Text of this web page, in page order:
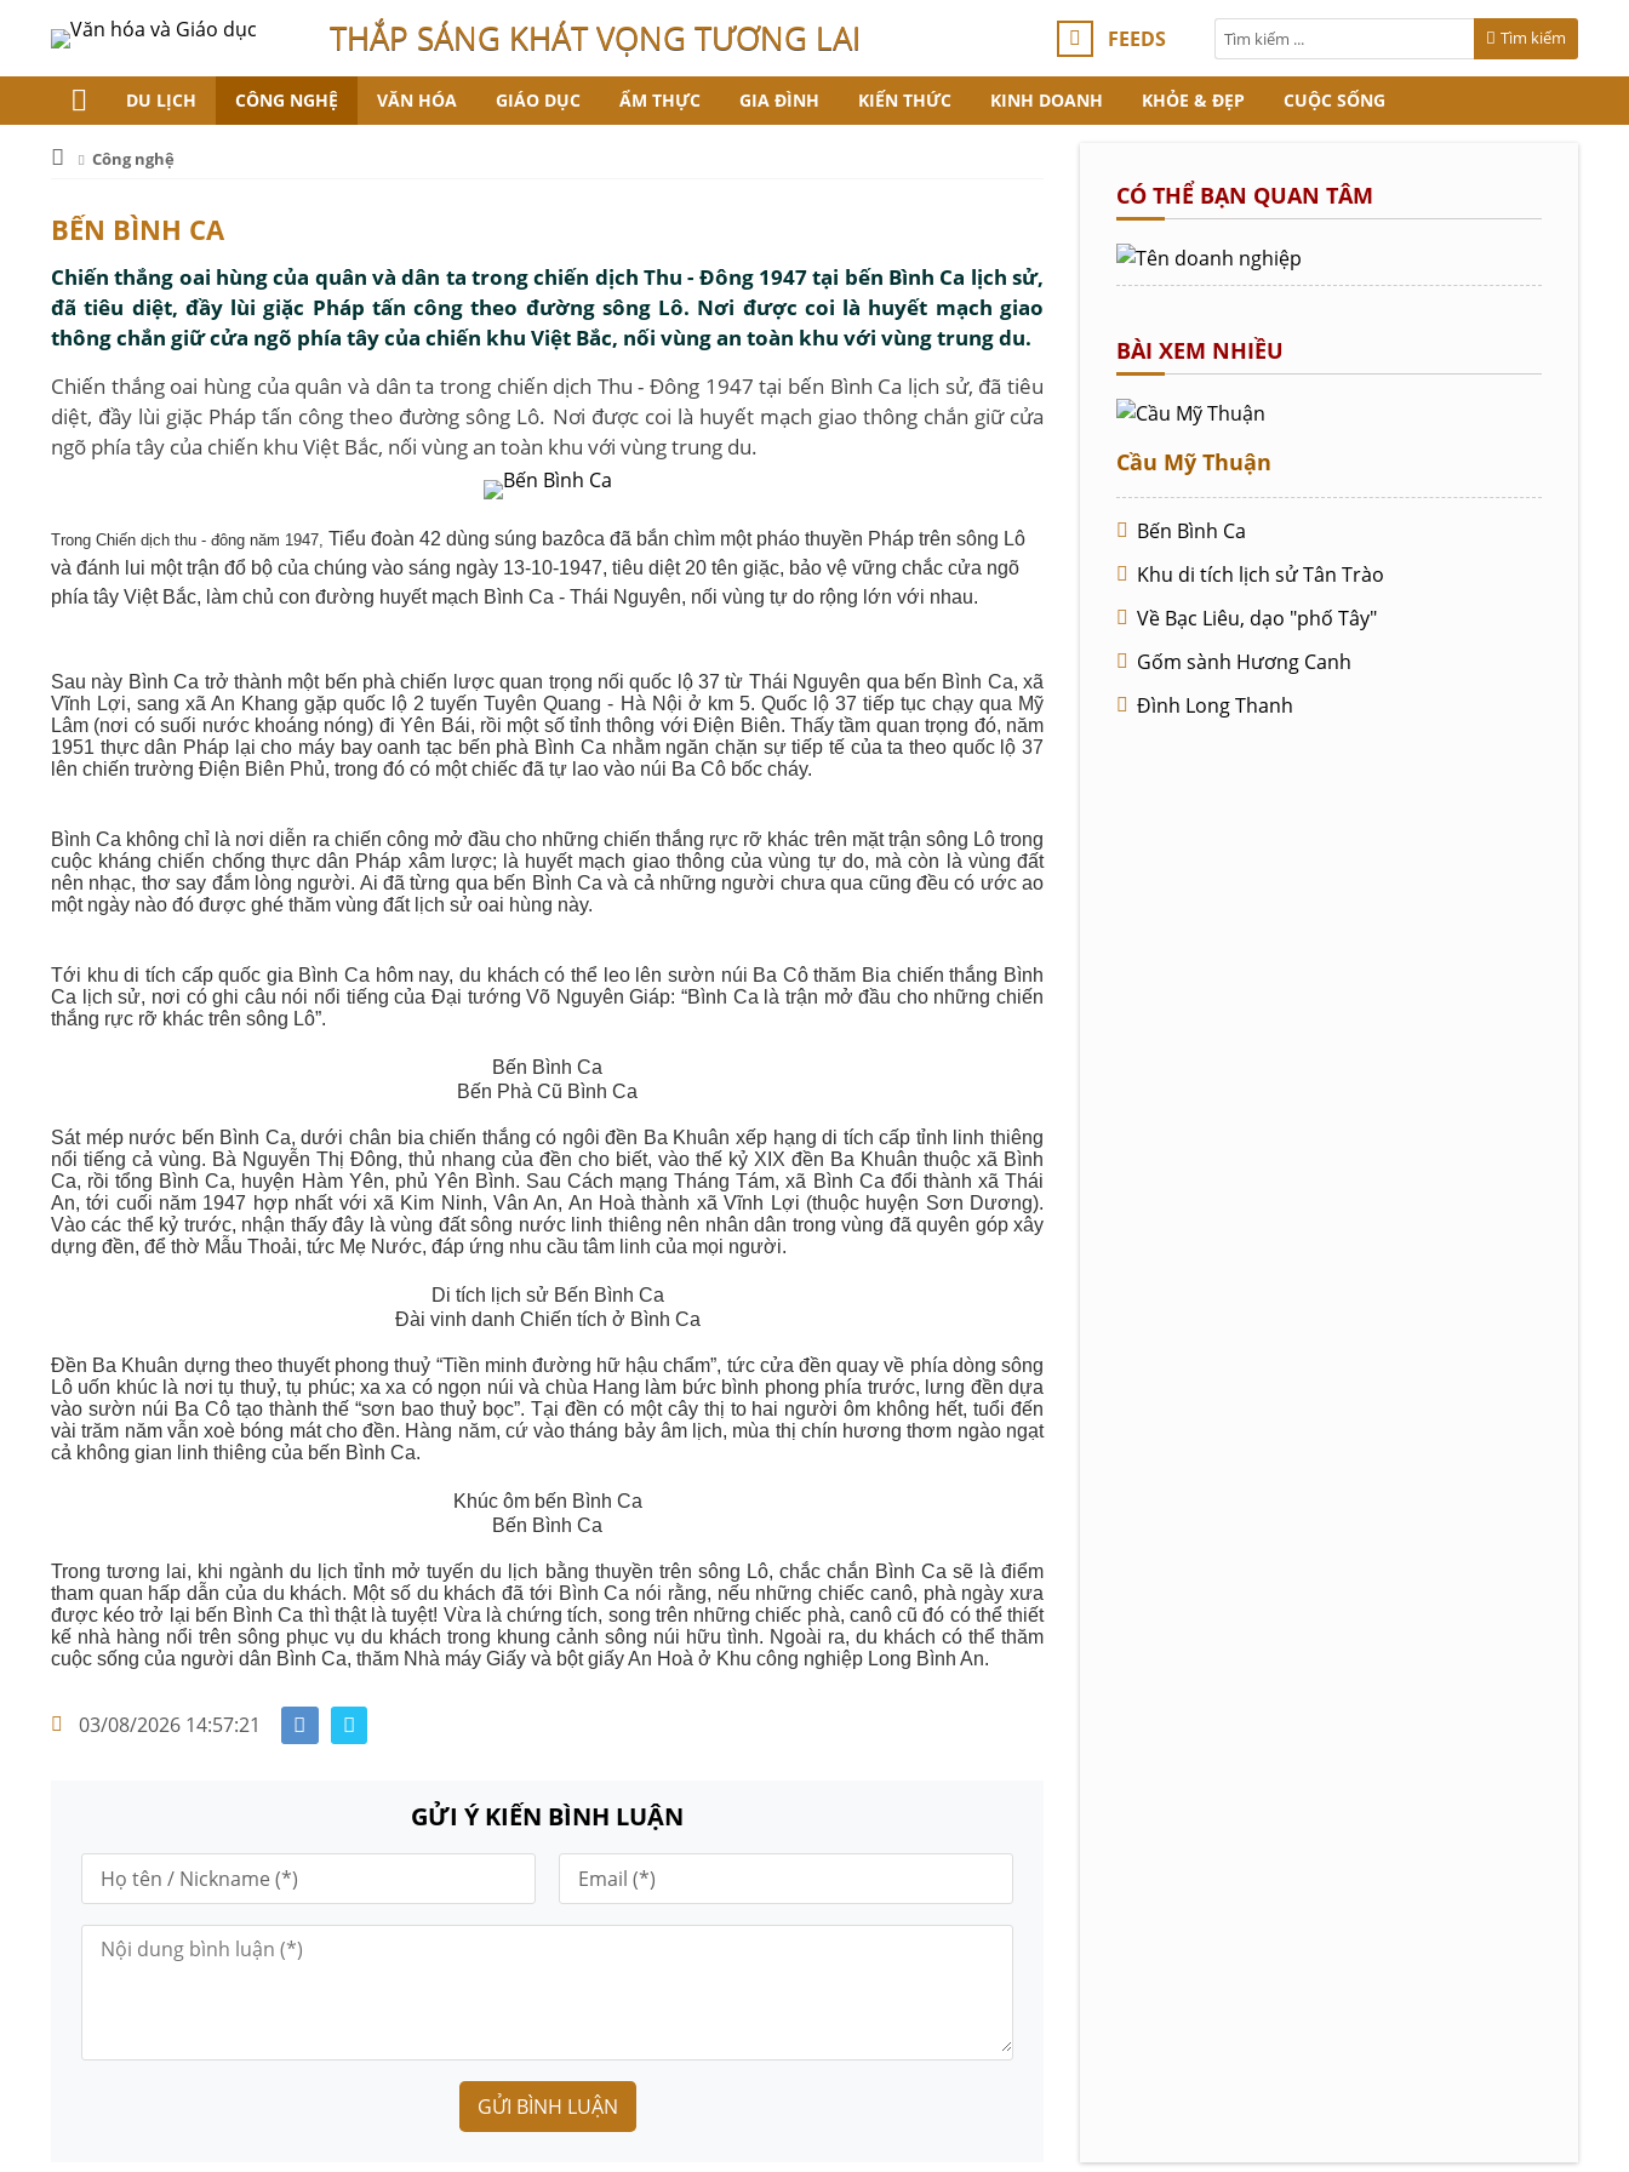
THẮP SÁNG KHÁT VỌNG TƯƠNG LAI FEEDS Tìm kiếm
DU LỊCH CÔNG NGHỆ VĂN HÓA GIÁO DỤC ẨM THỰC GIA ĐÌNH KIẾN THỨC KINH DOANH KHỎE & ĐẸP CUỘC SỐNG
Công nghệ
BẾN BÌNH CA
Chiến thắng oai hùng của quân và dân ta trong chiến dịch Thu - Đông 1947 tại bến Bình Ca lịch sử,
đã tiêu diệt, đầy lùi giặc Pháp tấn công theo đường sông Lô. Nơi được coi là huyết mạch giao
thông chắn giữ cửa ngõ phía tây của chiến khu Việt Bắc, nối vùng an toàn khu với vùng trung du.
Chiến thắng oai hùng của quân và dân ta trong chiến dịch Thu - Đông 1947 tại bến Bình Ca lịch sử, đã tiêu
diệt, đầy lùi giặc Pháp tấn công theo đường sông Lô. Nơi được coi là huyết mạch giao thông chắn giữ cửa
ngõ phía tây của chiến khu Việt Bắc, nối vùng an toàn khu với vùng trung du.
Trong Chiến dịch thu - đông năm 1947, Tiểu đoàn 42 dùng súng bazôca đã bắn chìm một pháo thuyền Pháp trên sông Lô
và đánh lui một trận đổ bộ của chúng vào sáng ngày 13-10-1947, tiêu diệt 20 tên giặc, bảo vệ vững chắc cửa ngõ
phía tây Việt Bắc, làm chủ con đường huyết mạch Bình Ca - Thái Nguyên, nối vùng tự do rộng lớn với nhau.
Sau này Bình Ca trở thành một bến phà chiến lược quan trọng nối quốc lộ 37 từ Thái Nguyên qua bến Bình Ca, xã
Vĩnh Lợi, sang xã An Khang gặp quốc lộ 2 tuyến Tuyên Quang - Hà Nội ở km 5. Quốc lộ 37 tiếp tục chạy qua Mỹ
Lâm (nơi có suối nước khoáng nóng) đi Yên Bái, rồi một số tỉnh thông với Điện Biên. Thấy tầm quan trọng đó, năm
1951 thực dân Pháp lại cho máy bay oanh tạc bến phà Bình Ca nhằm ngăn chặn sự tiếp tế của ta theo quốc lộ 37
lên chiến trường Điện Biên Phủ, trong đó có một chiếc đã tự lao vào núi Ba Cô bốc cháy.
Bình Ca không chỉ là nơi diễn ra chiến công mở đầu cho những chiến thắng rực rỡ khác trên mặt trận sông Lô trong
cuộc kháng chiến chống thực dân Pháp xâm lược; là huyết mạch giao thông của vùng tự do, mà còn là vùng đất
nên nhạc, thơ say đắm lòng người. Ai đã từng qua bến Bình Ca và cả những người chưa qua cũng đều có ước ao
một ngày nào đó được ghé thăm vùng đất lịch sử oai hùng này.
Tới khu di tích cấp quốc gia Bình Ca hôm nay, du khách có thể leo lên sườn núi Ba Cô thăm Bia chiến thắng Bình
Ca lịch sử, nơi có ghi câu nói nổi tiếng của Đại tướng Võ Nguyên Giáp: “Bình Ca là trận mở đầu cho những chiến
thắng rực rỡ khác trên sông Lô”.
Bến Bình Ca
Bến Phà Cũ Bình Ca
Sát mép nước bến Bình Ca, dưới chân bia chiến thắng có ngôi đền Ba Khuân xếp hạng di tích cấp tỉnh linh thiêng
nổi tiếng cả vùng. Bà Nguyễn Thị Đông, thủ nhang của đền cho biết, vào thế kỷ XIX đền Ba Khuân thuộc xã Bình
Ca, rồi tổng Bình Ca, huyện Hàm Yên, phủ Yên Bình. Sau Cách mạng Tháng Tám, xã Bình Ca đổi thành xã Thái
An, tới cuối năm 1947 hợp nhất với xã Kim Ninh, Vân An, An Hoà thành xã Vĩnh Lợi (thuộc huyện Sơn Dương).
Vào các thể kỷ trước, nhận thấy đây là vùng đất sông nước linh thiêng nên nhân dân trong vùng đã quyên góp xây
dựng đền, để thờ Mẫu Thoải, tức Mẹ Nước, đáp ứng nhu cầu tâm linh của mọi người.
Di tích lịch sử Bến Bình Ca
Đài vinh danh Chiến tích ở Bình Ca
Đền Ba Khuân dựng theo thuyết phong thuỷ “Tiền minh đường hữ hậu chẩm”, tức cửa đền quay về phía dòng sông
Lô uốn khúc là nơi tụ thuỷ, tụ phúc; xa xa có ngọn núi và chùa Hang làm bức bình phong phía trước, lưng đền dựa
vào sườn núi Ba Cô tạo thành thế “sơn bao thuỷ bọc”. Tại đền có một cây thị to hai người ôm không hết, tuổi đến
vài trăm năm vẫn xoè bóng mát cho đền. Hàng năm, cứ vào tháng bảy âm lịch, mùa thị chín hương thơm ngào ngạt
cả không gian linh thiêng của bến Bình Ca.
Khúc ôm bến Bình Ca
Bến Bình Ca
Trong tương lai, khi ngành du lịch tỉnh mở tuyến du lịch bằng thuyền trên sông Lô, chắc chắn Bình Ca sẽ là điểm
tham quan hấp dẫn của du khách. Một số du khách đã tới Bình Ca nói rằng, nếu những chiếc canô, phà ngày xưa
được kéo trở lại bến Bình Ca thì thật là tuyệt! Vừa là chứng tích, song trên những chiếc phà, canô cũ đó có thể thiết
kế nhà hàng nổi trên sông phục vụ du khách trong khung cảnh sông núi hữu tình. Ngoài ra, du khách có thể thăm
cuộc sống của người dân Bình Ca, thăm Nhà máy Giấy và bột giấy An Hoà ở Khu công nghiệp Long Bình An.
03/08/2026 14:57:21
GỬI Ý KIẾN BÌNH LUẬN
GỬI BÌNH LUẬN
CÓ THỂ BẠN QUAN TÂM
BÀI XEM NHIỀU
Cầu Mỹ Thuận
Bến Bình Ca
Khu di tích lịch sử Tân Trào
Về Bạc Liêu, dạo "phố Tây"
Gốm sành Hương Canh
Đình Long Thanh